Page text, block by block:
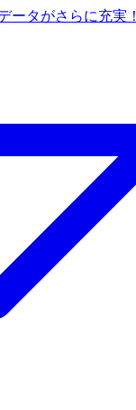
ータがさらに充実！